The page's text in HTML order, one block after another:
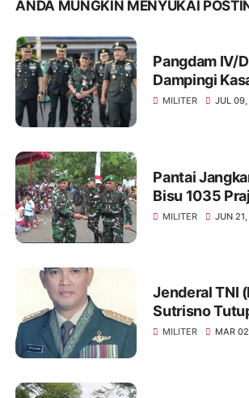
ANDA MUNGKIN MENYUKAI
Pangdam IV/
Dampingi
Taruna Akmil,
MILITER JUL
Pantai Jangkar
Bisu 1035
Ikuti Tradisi
MILITER JUN
Jenderal TNI
Sutrisno
Berduka
MILITER MAR